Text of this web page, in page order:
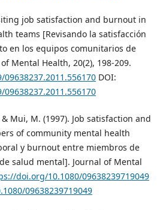
job satisfaction and burnout in
teams [Revisando la satisfacción
en los equipos comunitarios de
Mental Health, 20(2), 198-209.
DOI:
Mui, M. (1997). Job satisfaction and
of community mental health
y burnout entre miembros de
salud mental]. Journal of Mental
doi.org/10.1080/09638239719049
09638239719049